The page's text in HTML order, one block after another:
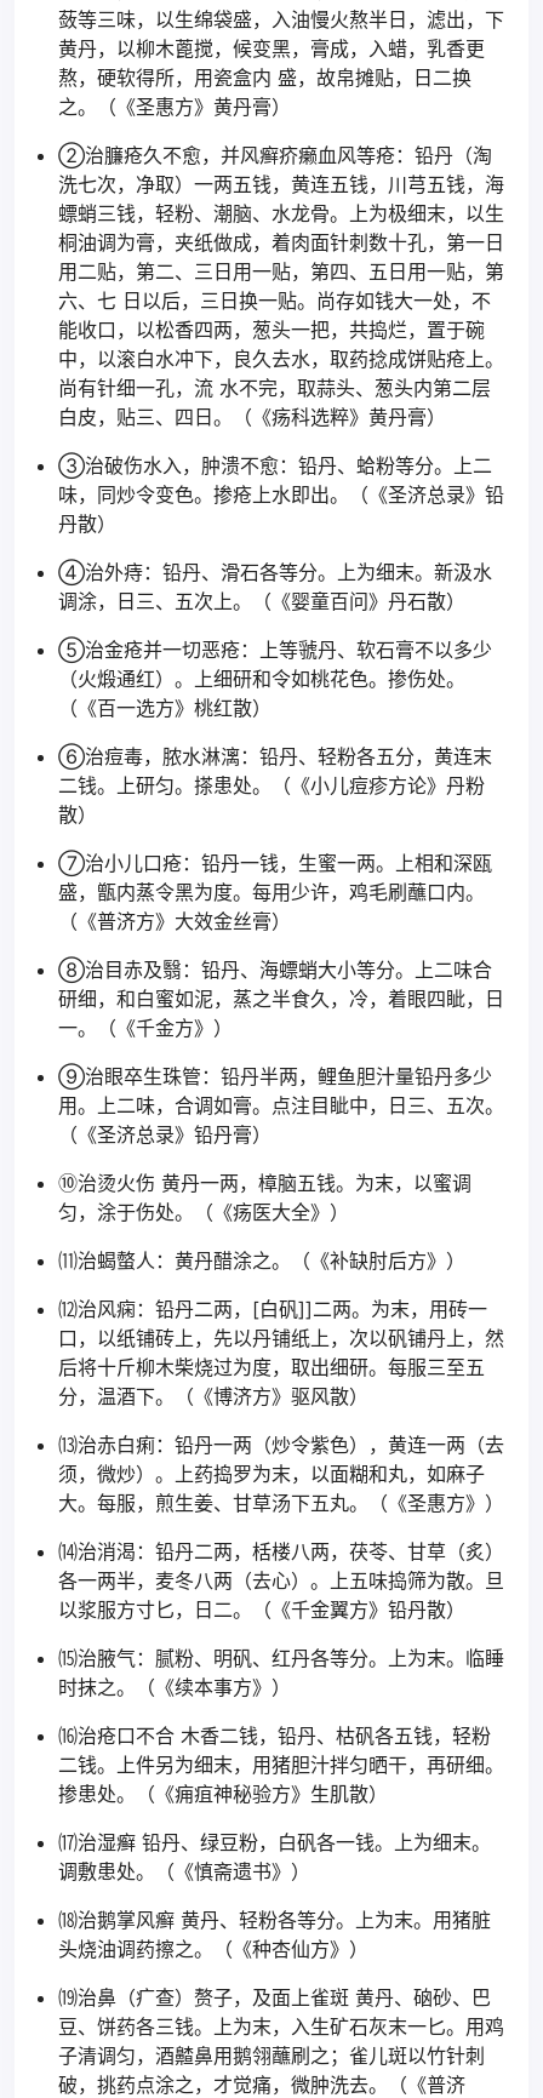
蔹等三味，以生绵袋盛，入油慢火熬半日，滤出，下
黄丹，以柳木蓖搅，候变黑，膏成，入蜡，乳香更
熬，硬软得所，用瓷盒内 盛，故帛摊贴，日二换
之。（《圣惠方》黄丹膏）
②治臁疮久不愈，并风癣疥癞血风等疮：铅丹（淘
洗七次，净取）一两五钱，黄连五钱，川芎五钱，海
螵蛸三钱，轻粉、潮脑、水龙骨。上为极细末，以生
桐油调为膏，夹纸做成，着肉面针刺数十孔，第一日
用二贴，第二、三日用一贴，第四、五日用一贴，第
六、七 日以后，三日换一贴。尚存如钱大一处，不
能收口，以松香四两，葱头一把，共捣烂，置于碗
中，以滚白水冲下，良久去水，取药捻成饼贴疮上。
尚有针细一孔，流 水不完，取蒜头、葱头内第二层
白皮，贴三、四日。（《疡科选粹》黄丹膏）
③治破伤水入，肿溃不愈：铅丹、蛤粉等分。上二
味，同炒令变色。掺疮上水即出。（《圣济总录》铅
丹散）
④治外痔：铅丹、滑石各等分。上为细末。新汲水
调涂，日三、五次上。（《婴童百问》丹石散）
⑤治金疮并一切恶疮：上等虢丹、软石膏不以多少
（火煅通红）。上细研和令如桃花色。掺伤处。
（《百一选方》桃红散）
⑥治痘毒，脓水淋漓：铅丹、轻粉各五分，黄连末
二钱。上研匀。搽患处。（《小儿痘疹方论》丹粉
散）
⑦治小儿口疮：铅丹一钱，生蜜一两。上相和深瓯
盛，甑内蒸令黑为度。每用少许，鸡毛刷蘸口内。
（《普济方》大效金丝膏）
⑧治目赤及翳：铅丹、海螵蛸大小等分。上二味合
研细，和白蜜如泥，蒸之半食久，冷，着眼四眦，日
一。（《千金方》）
⑨治眼卒生珠管：铅丹半两，鲤鱼胆汁量铅丹多少
用。上二味，合调如膏。点注目眦中，日三、五次。
（《圣济总录》铅丹膏）
⑩治烫火伤 黄丹一两，樟脑五钱。为末，以蜜调
匀，涂于伤处。（《疡医大全》）
⑾治蝎螫人：黄丹醋涂之。（《补缺肘后方》）
⑿治风痫：铅丹二两，[白矾]]二两。为末，用砖一
口，以纸铺砖上，先以丹铺纸上，次以矾铺丹上，然
后将十斤柳木柴烧过为度，取出细研。每服三至五
分，温酒下。（《博济方》驱风散）
⒀治赤白痢：铅丹一两（炒令紫色），黄连一两（去
须，微炒）。上药捣罗为末，以面糊和丸，如麻子
大。每服，煎生姜、甘草汤下五丸。（《圣惠方》）
⒁治消渴：铅丹二两，栝楼八两，茯苓、甘草（炙）
各一两半，麦冬八两（去心）。上五味捣筛为散。旦
以浆服方寸匕，日二。（《千金翼方》铅丹散）
⒂治腋气：腻粉、明矾、红丹各等分。上为末。临睡
时抹之。（《续本事方》）
⒃治疮口不合 木香二钱，铅丹、枯矾各五钱，轻粉
二钱。上件另为细末，用猪胆汁拌匀晒干，再研细。
掺患处。（《痈疽神秘验方》生肌散）
⒄治湿癣 铅丹、绿豆粉，白矾各一钱。上为细末。
调敷患处。（《慎斋遗书》）
⒅治鹅掌风癣 黄丹、轻粉各等分。上为末。用猪脏
头烧油调药擦之。（《种杏仙方》）
⒆治鼻（疒查）赘子，及面上雀斑 黄丹、硇砂、巴
豆、饼药各三钱。上为末，入生矿石灰末一匕。用鸡
子清调匀，酒齄鼻用鹅翎蘸刷之；雀儿斑以竹针刺
破，挑药点涂之，才觉痛，微肿洗去。（《普济